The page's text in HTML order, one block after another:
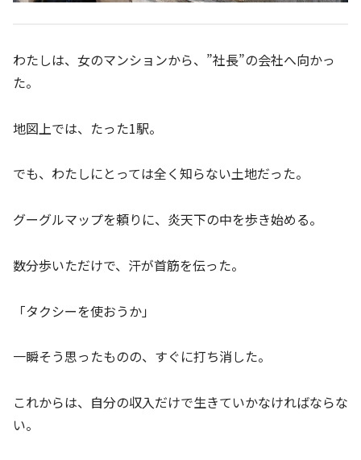
わたしは、女のマンションから、”社長”の会社へ向かっ
た。
地図上では、たった1駅。
でも、わたしにとっては全く知らない土地だった。
グーグルマップを頼りに、炎天下の中を歩き始める。
数分歩いただけで、汗が首筋を伝った。
「タクシーを使おうか」
一瞬そう思ったものの、すぐに打ち消した。
これからは、自分の収入だけで生きていかなければならな
い。